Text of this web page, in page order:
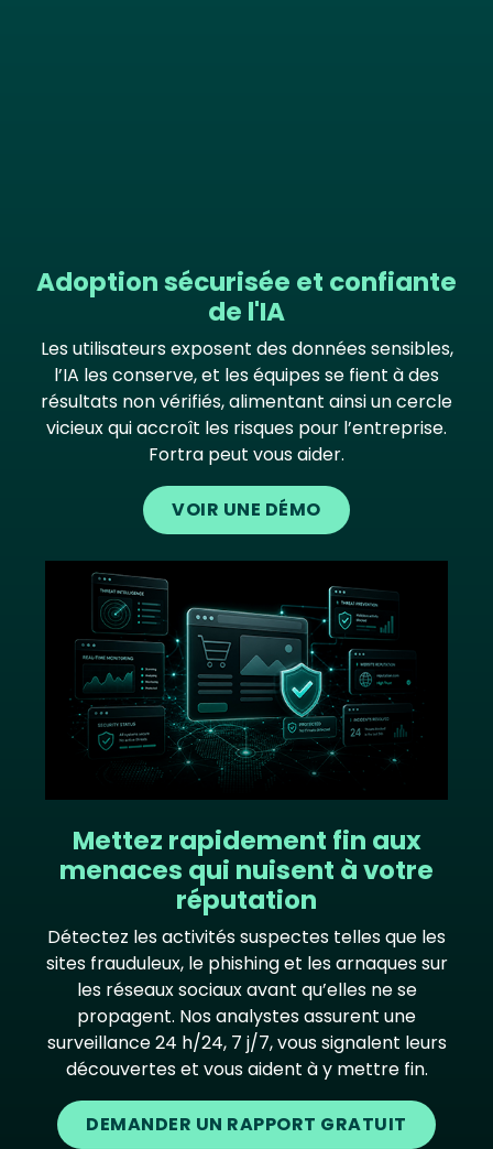
Adoption sécurisée et confiante
de l'IA
Les utilisateurs exposent des données sensibles,
l’IA les conserve, et les équipes se fient à des
résultats non vérifiés, alimentant ainsi un cercle
vicieux qui accroît les risques pour l’entreprise.
Fortra peut vous aider.
VOIR UNE DÉMO
Mettez rapidement fin aux
menaces qui nuisent à votre
réputation
Détectez les activités suspectes telles que les
sites frauduleux, le phishing et les arnaques sur
les réseaux sociaux avant qu’elles ne se
propagent. Nos analystes assurent une
surveillance 24 h/24, 7 j/7, vous signalent leurs
découvertes et vous aident à y mettre fin.
DEMANDER UN RAPPORT GRATUIT